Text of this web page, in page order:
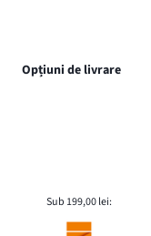
Opțiuni de livrare
Sub 199,00 lei: